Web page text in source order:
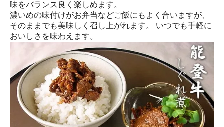
味をバランス良く楽しめます。
濃いめの味付けがお弁当などご飯にもよく合いますが、
そのままでも美味しく召し上がれます。 いつでも手軽に
おいしさを味わえます。